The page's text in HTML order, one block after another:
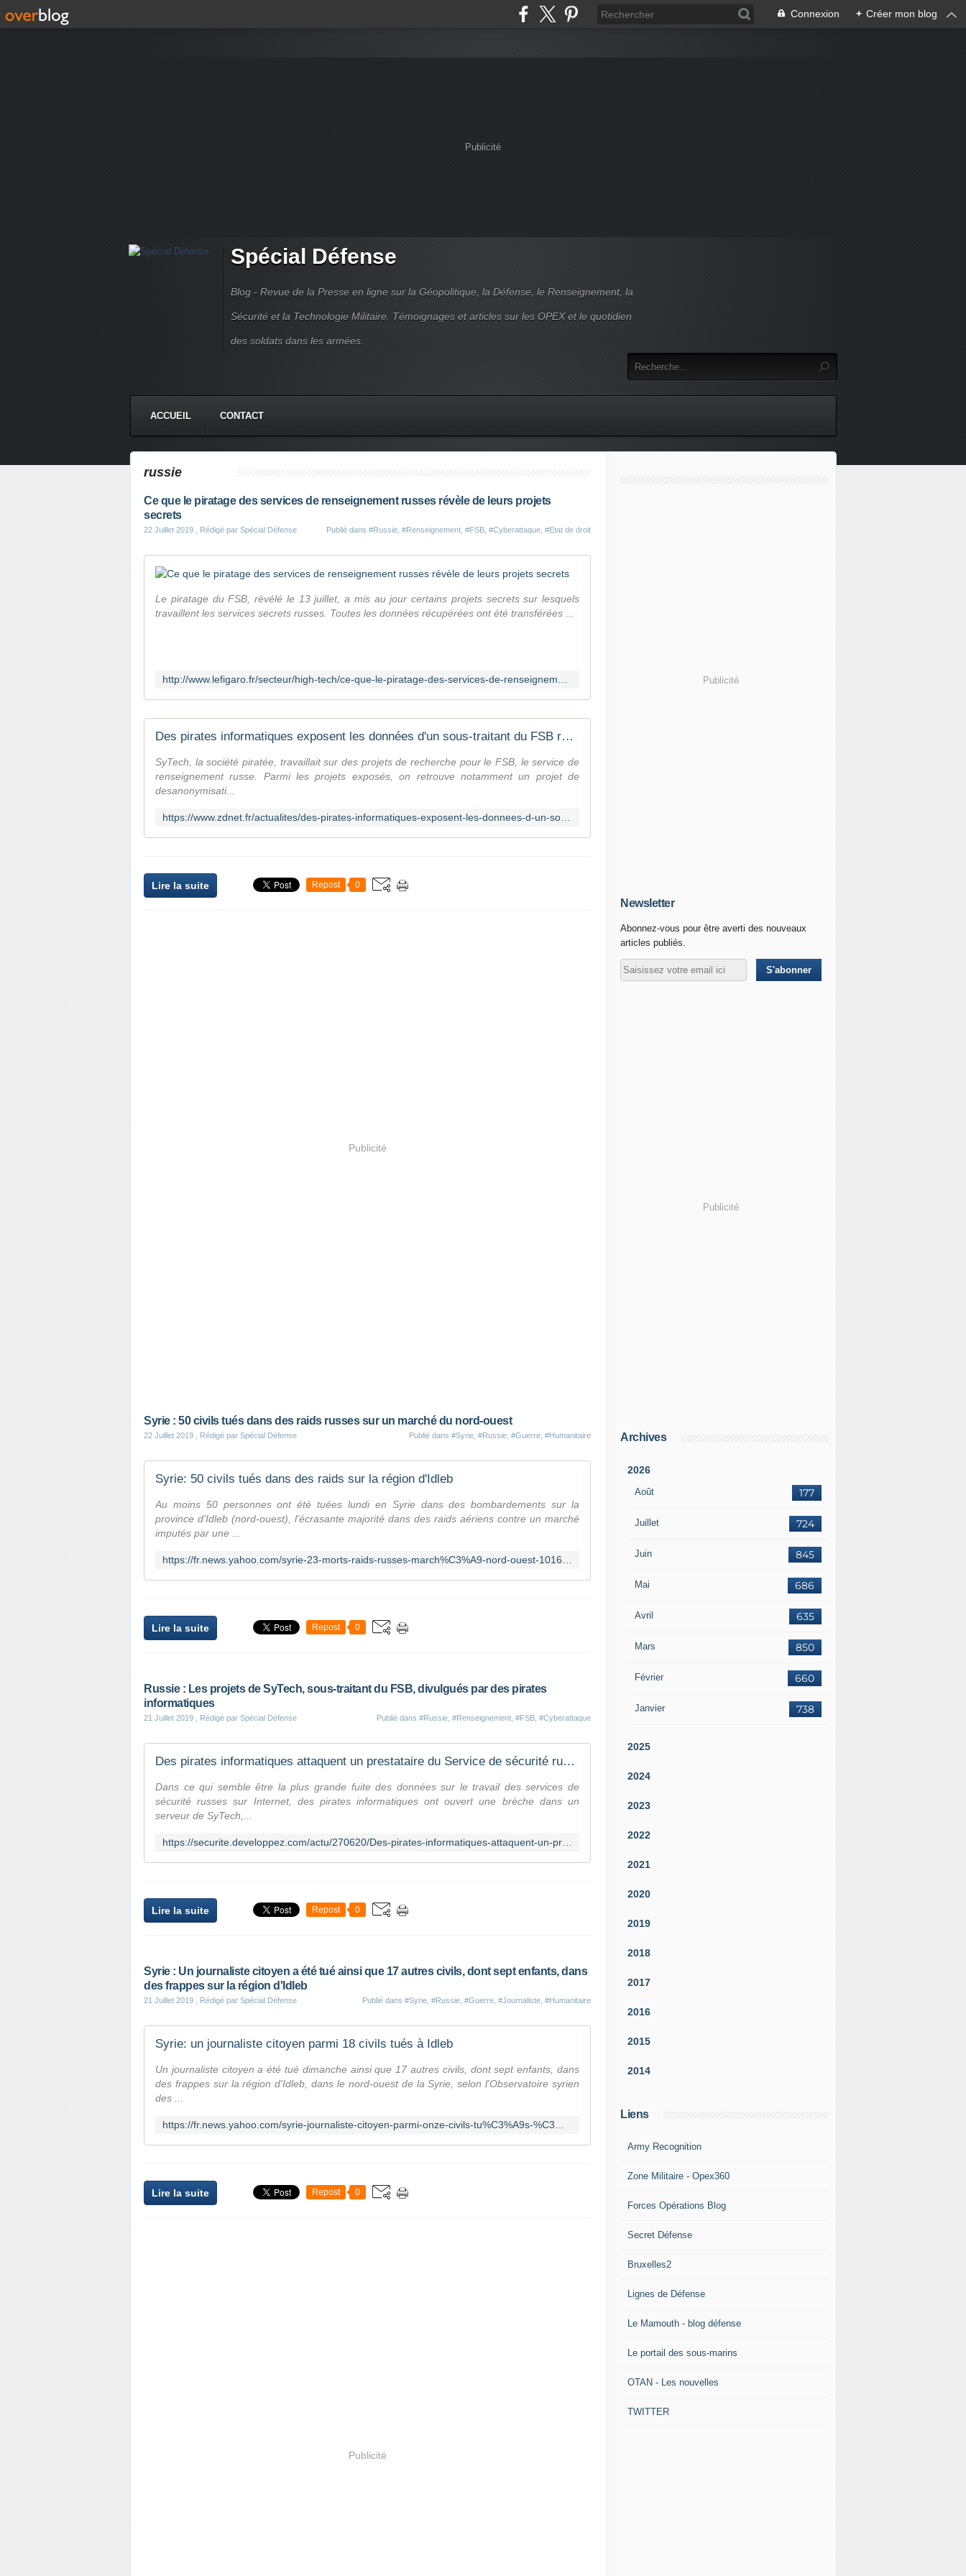
Connexion + Créer mon blog
Publicité
Spécial Défense
Blog - Revue de la Presse en ligne sur la Géopolitique, la Défense, le Renseignement, la
Sécurité et la Technologie Militaire. Témoignages et articles sur les OPEX et le quotidien
des soldats dans les armées.
ACCUEIL CONTACT
russie
Ce que le piratage des services de renseignement russes révèle de leurs projets
secrets
22 Juillet 2019 , Rédigé par Spécial Défense Publié dans #Russie #Renseignement #FSB #Cyberattaque #Etat de droit
Le piratage du FSB, révélé le 13 juillet, a mis au jour certains projets secrets sur lesquels
travaillent les services secrets russes. Toutes les données récupérées ont été transférées ...
Des pirates informatiques exposent les données d'un sous-traitant du FSB russe
SyTech, la société piratée, travaillait sur des projets de recherche pour le FSB, le service de
renseignement russe. Parmi les projets exposés, on retrouve notamment un projet de
desanonymisati...
Lire la suite Repost 0
Publicité
Syrie : 50 civils tués dans des raids russes sur un marché du nord-ouest
22 Juillet 2019 , Rédigé par Spécial Défense Publié dans #Syrie #Russie #Guerre #Humanitaire
Syrie: 50 civils tués dans des raids sur la région d'Idleb
Au moins 50 personnes ont été tuées lundi en Syrie dans des bombardements sur la
province d'Idleb (nord-ouest), l'écrasante majorité dans des raids aériens contre un marché
imputés par une ...
Lire la suite Repost 0
Russie : Les projets de SyTech, sous-traitant du FSB, divulgués par des pirates
informatiques
21 Juillet 2019 , Rédigé par Spécial Défense Publié dans #Russie #Renseignement #FSB #Cyberattaque
Des pirates informatiques attaquent un prestataire du Service de sécurité russe, dévoilent un projet de désanonymisation de Tor, et d'autres projets
Dans ce qui semble être la plus grande fuite des données sur le travail des services de
sécurité russes sur Internet, des pirates informatiques ont ouvert une brèche dans un
serveur de SyTech,...
Lire la suite Repost 0
Syrie : Un journaliste citoyen a été tué ainsi que 17 autres civils, dont sept enfants, dans
des frappes sur la région d'Idleb
21 Juillet 2019 , Rédigé par Spécial Défense Publié dans #Syrie #Russie #Guerre #Journaliste #Humanitaire
Syrie: un journaliste citoyen parmi 18 civils tués à Idleb
Un journaliste citoyen a été tué dimanche ainsi que 17 autres civils, dont sept enfants, dans
des frappes sur la région d'Idleb, dans le nord-ouest de la Syrie, selon l'Observatoire syrien
des ...
Lire la suite Repost 0
Publicité
Publicité
Newsletter
Abonnez-vous pour être averti des nouveaux
articles publiés.
Publicité
Archives
2026
Août 177
Juillet 724
Juin 845
Mai 686
Avril 635
Mars 850
Février 660
Janvier 738
2025
2024
2023
2022
2021
2020
2019
2018
2017
2016
2015
2014
Liens
Army Recognition
Zone Militaire - Opex360
Forces Opérations Blog
Secret Défense
Bruxelles2
Lignes de Défense
Le Mamouth - blog défense
Le portail des sous-marins
OTAN - Les nouvelles
TWITTER